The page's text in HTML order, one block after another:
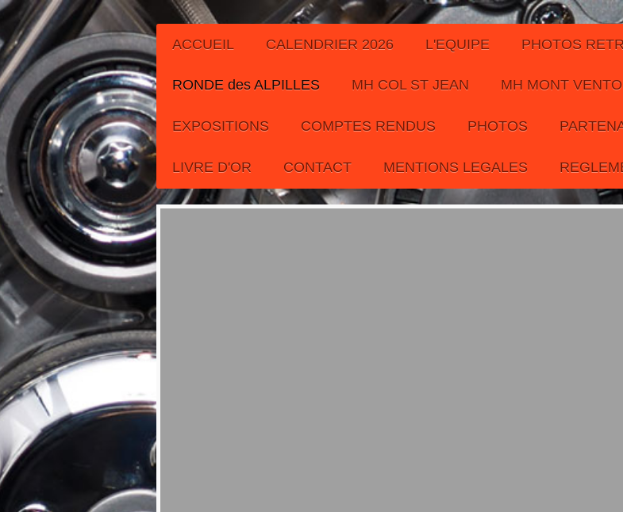
ACCUEIL CALENDRIER 2026 L'EQUIPE PHOTOS
RONDE des ALPILLES MH COL ST JEAN MH MONT
EXPOSITIONS COMPTES RENDUS PHOTOS
LIVRE D'OR CONTACT MENTIONS LEGALES